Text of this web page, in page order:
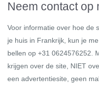
Neem contact op
Voor informatie over hoe de
je huis in Frankrijk, kun je
bellen op +31 0624576252.
krijgen over de site, NIET
een advertentiesite, geen